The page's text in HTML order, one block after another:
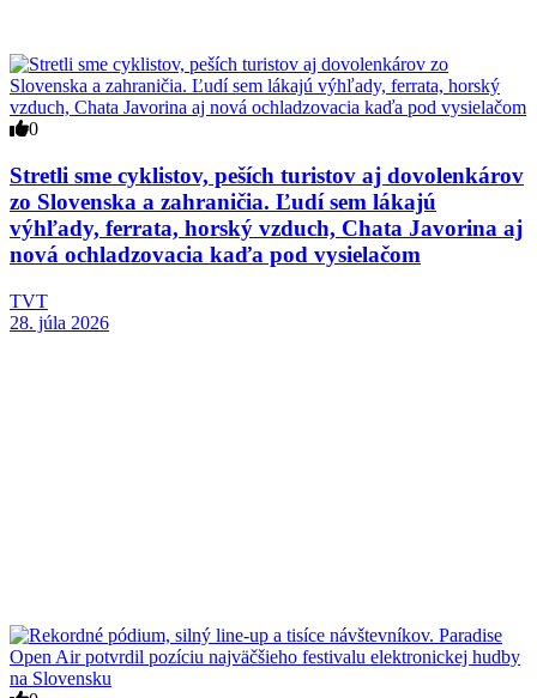
0
Stretli sme cyklistov, peších turistov aj dovolenkárov
zo Slovenska a zahraničia. Ľudí sem lákajú
výhľady, ferrata, horský vzduch, Chata Javorina aj
nová ochladzovacia kaďa pod vysielačom
TVT
28. júla 2026